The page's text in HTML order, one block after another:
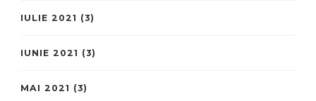
IULIE 2021 (3)
IUNIE 2021 (3)
MAI 2021 (3)